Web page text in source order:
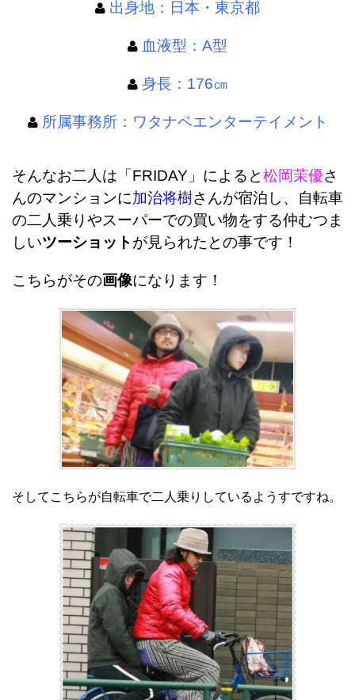
出身地：日本・東京都
血液型：A型
身長：176㎝
所属事務所：ワタナベエンターテイメント
そんなお二人は「FRIDAY」によると松岡茉優さ
んのマンションに加治将樹さんが宿泊し、自転車
の二人乗りやスーパーでの買い物をする仲むつま
しいツーショットが見られたとの事です！
こちらがその画像になります！
そしてこちらが自転車で二人乗りしているようすですね。